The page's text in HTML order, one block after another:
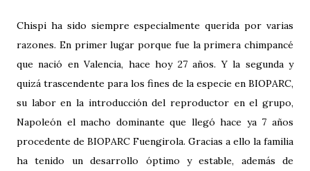
Chispi ha sido siempre especialmente querida por varias
razones. En primer lugar porque fue la primera chimpancé
que nació en Valencia, hace hoy 27 años. Y la segunda y
quizá trascendente para los fines de la especie en BIOPARC,
su labor en la introducción del reproductor en el grupo,
Napoleón el macho dominante que llegó hace ya 7 años
procedente de BIOPARC Fuengirola. Gracias a ello la familia
ha tenido un desarrollo óptimo y estable, además de